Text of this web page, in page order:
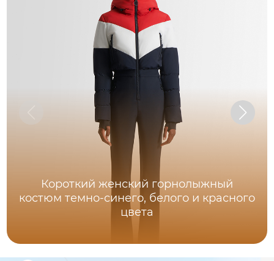
Короткий женский горнолыжный
костюм темно-синего, белого и красного
цвета